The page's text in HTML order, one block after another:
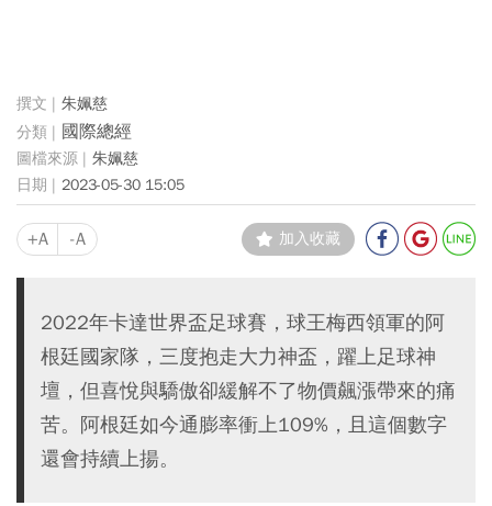
朱姵慈
國際總經
朱姵慈
2023-05-30 15:05
+A -A 加入收藏
2022年卡達世界盃足球賽，球王梅西領軍的阿
根廷國家隊，三度抱走大力神盃，躍上足球神
壇，但喜悅與驕傲卻緩解不了物價飆漲帶來的痛
苦。阿根廷如今通膨率衝上109%，且這個數字
還會持續上揚。